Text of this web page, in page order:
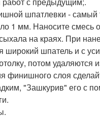
шпатлевки - самый
1 мм. Наносите смесь
на краях. При
широкий шпатель и с
потом удаляются
финишного слоя
"Зашкурив" его с